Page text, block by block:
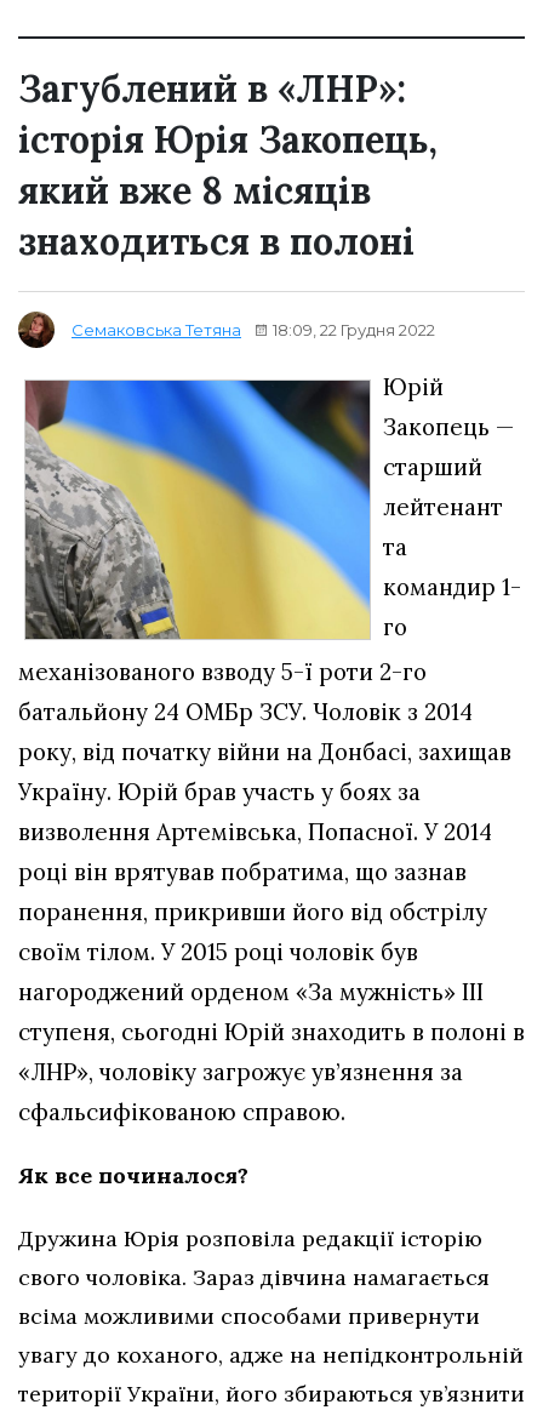
Загублений в «ЛНР»:
історія Юрія Закопець,
який вже 8 місяців
знаходиться в полоні
Семаковська Тетяна 18:09, 22 Грудня 2022
Юрій
Закопець —
старший
лейтенант
та
командир 1-
го
механізованого взводу 5-ї роти 2-го
батальйону 24 ОМБр ЗСУ. Чоловік з 2014
року, від початку війни на Донбасі, захищав
Україну. Юрій брав участь у боях за
визволення Артемівська, Попасної. У 2014
році він врятував побратима, що зазнав
поранення, прикривши його від обстрілу
своїм тілом. У 2015 році чоловік був
нагороджений орденом «За мужність» III
ступеня, сьогодні Юрій знаходить в полоні в
«ЛНР», чоловіку загрожує ув’язнення за
сфальсифікованою справою.
Як все починалося?
Дружина Юрія розповіла редакції історію
свого чоловіка. Зараз дівчина намагається
всіма можливими способами привернути
увагу до коханого, адже на непідконтрольній
території України, його збираються ув’язнити